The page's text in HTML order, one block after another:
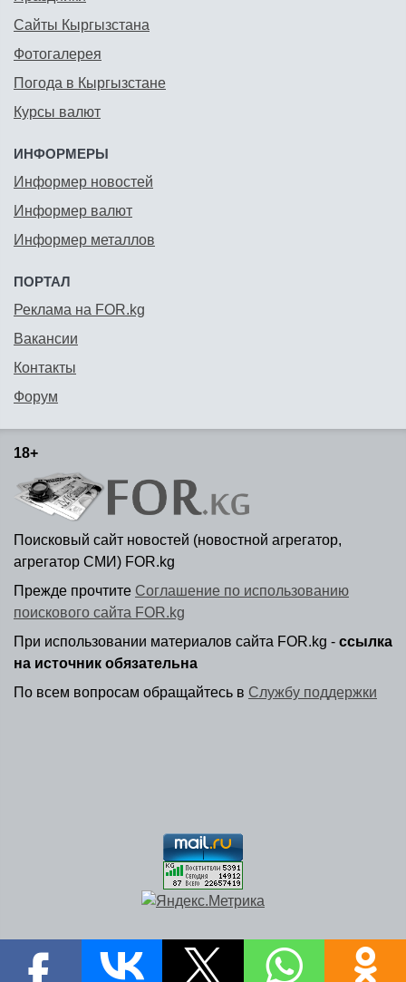
Сайты Кыргызстана
Фотогалерея
Погода в Кыргызстане
Курсы валют
ИНФОРМЕРЫ
Информер новостей
Информер валют
Информер металлов
ПОРТАЛ
Реклама на FOR.kg
Вакансии
Контакты
Форум
18+
Поисковый сайт новостей (новостной агрегатор,
агрегатор СМИ) FOR.kg
Прежде прочтите Соглашение по использованию
поискового сайта FOR.kg
При использовании материалов сайта FOR.kg - ссылка
на источник обязательна
По всем вопросам обращайтесь в Службу поддержки